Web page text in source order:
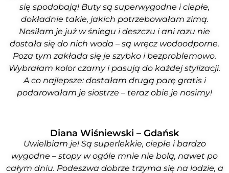
się spodobają! Buty są superwygodne i ciepłe,
dokładnie takie, jakich potrzebowałam zimą.
Nosiłam je już w śniegu i deszczu i ani razu nie
dostała się do nich woda – są wręcz wodoodporne.
Poza tym zakłada się je szybko i bezproblemowo.
Wybrałam kolor czarny i pasują do każdej stylizacji.
A co najlepsze: dostałam drugą parę gratis i
podarowałam je siostrze – teraz obie je nosimy!
Diana Wiśniewski – Gdańsk
Uwielbiam je! Są superlekkie, ciepłe i bardzo
wygodne – stopy w ogóle mnie nie bolą, nawet po
całym dniu. Podeszwa dobrze trzyma się na lodzie, a